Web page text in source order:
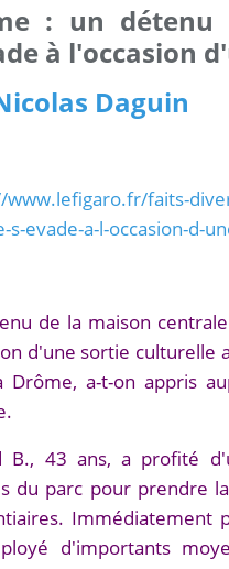
: un détenu
à l'occasion
Daguin
faits-
s-evade-a-l-occasion-d-
de la maison
d'une sortie culturelle
Drôme, a-t-on appris
B., 43 ans, a profité
du parc pour prendre
Immédiatement
d'importants